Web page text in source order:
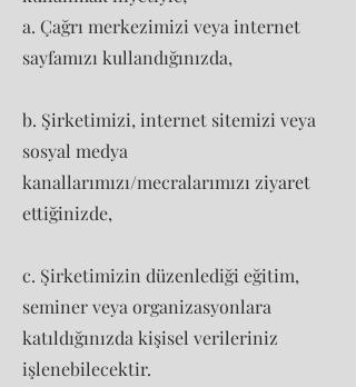
a. Çağrı merkezimizi veya internet
sayfamızı kullandığınızda,
b. Şirketimizi, internet sitemizi veya
sosyal medya
kanallarımızı/mecralarımızı ziyaret
ettiğinizde,
c. Şirketimizin düzenlediği eğitim,
seminer veya organizasyonlara
katıldığınızda kişisel verileriniz
işlenebilecektir.